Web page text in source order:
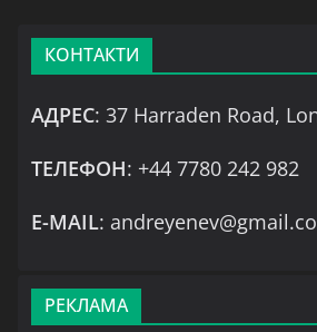
КОНТАКТИ
АДРЕС: 37 Harraden Road,
ТЕЛЕФОН: +44 7780 242 982
Е-MAIL:
РЕКЛАМА